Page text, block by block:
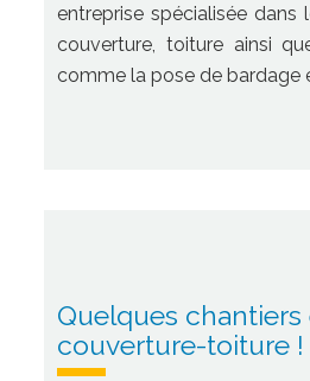
entreprise spécialisée dans
couverture, toiture ainsi
comme la pose de bardage
Quelques chantiers
couverture-toiture !